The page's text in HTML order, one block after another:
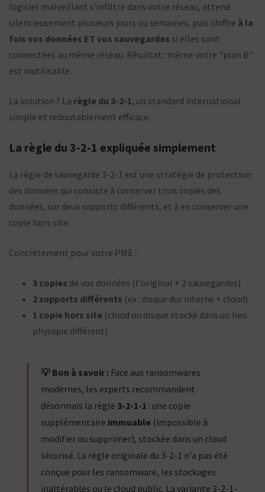
logiciel malveillant s'infiltre dans votre réseau, attend
silencieusement plusieurs jours ou semaines, puis chiffre à la
fois vos données ET vos sauvegardes si elles sont
connectées au même réseau. Résultat : même votre "plan B"
est inutilisable.
La solution ? La règle du 3-2-1, un standard international
simple et redoutablement efficace.
La règle du 3-2-1 expliquée simplement
La règle de sauvegarde 3-2-1 est une stratégie de protection
des données qui consiste à conserver trois copies des
données, sur deux supports différents, et à en conserver une
copie hors site.
Concrètement pour votre PME :
3 copies de vos données (l'original + 2 sauvegardes)
2 supports différents (ex : disque dur interne + cloud)
1 copie hors site (cloud ou disque stocké dans un lieu
physique différent)
💡 Bon à savoir : Face aux ransomwares
modernes, les experts recommandent
désormais la règle 3-2-1-1 : une copie
supplémentaire immuable (impossible à
modifier ou supprimer), stockée dans un cloud
sécurisé. La règle originale du 3-2-1 n'a pas été
conçue pour les ransomware, les stockages
inaltérables ou le cloud public. La variante 3-2-1-